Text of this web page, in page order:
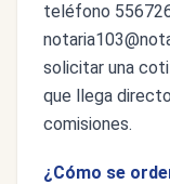
teléfono
solicitar una
que llega
comisiones.
¿Cómo se